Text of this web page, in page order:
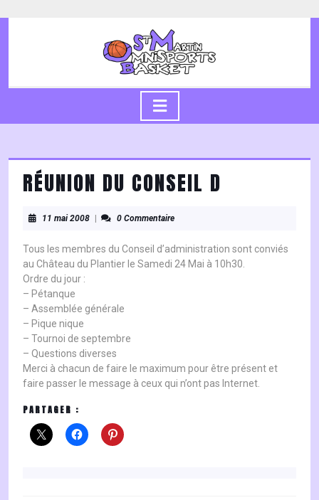
to
RÉUNION DU CONSEIL D
11 mai 200811
0 Commentaire
Tous les membres du Conseil d’administration sont conviés
au Château du Plantier le Samedi 24 Mai à 10h30.
Ordre du jour :
– Pétanque
– Assemblée générale
– Pique nique
– Tournoi de septembre
– Questions diverses
Merci à chacun de faire le maximum pour être présent et
faire passer le message à ceux qui n’ont pas Internet.
PARTAGER :